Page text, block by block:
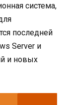
система,
последней
Server и
и новых